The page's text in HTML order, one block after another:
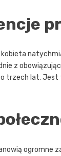
z
trzech lat.
ogromne